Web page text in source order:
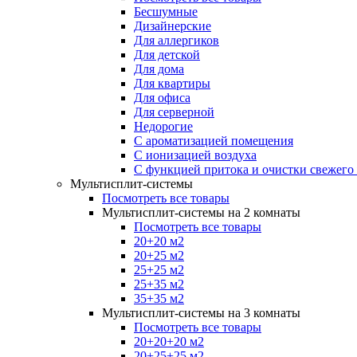
Бесшумные
Дизайнерские
Для аллергиков
Для детской
Для дома
Для квартиры
Для офиса
Для серверной
Недорогие
С ароматизацией помещения
С ионизацией воздуха
С функцией притока и очистки свежего
Мультисплит-системы
Посмотреть все товары
Мультисплит-системы на 2 комнаты
Посмотреть все товары
20+20 м2
20+25 м2
25+25 м2
25+35 м2
35+35 м2
Мультисплит-системы на 3 комнаты
Посмотреть все товары
20+20+20 м2